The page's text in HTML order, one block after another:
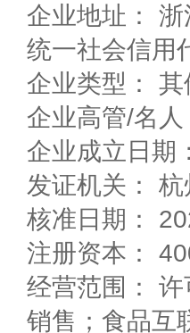
企
统一社会信用
企业类型：
企业高管/名
企业成立日期
发证机关：
核准日期：
注册资本：
经营范围：
销售；食品互